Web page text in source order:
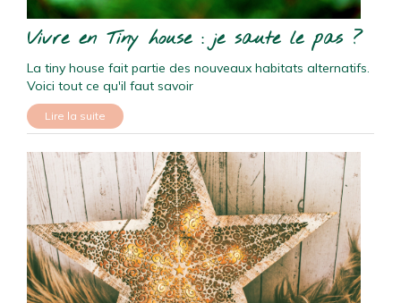
Vivre en Tiny house : je saute le pas ?
La tiny house fait partie des nouveaux habitats alternatifs.
Voici tout ce qu'il faut savoir
Lire la suite